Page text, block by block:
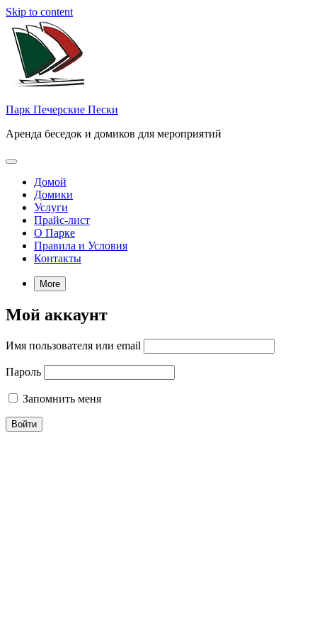
Skip to content
Парк Печерские Пески
Аренда беседок и домиков для мероприятий
Домой
Домики
Услуги
Прайс-лист
О Парке
Правила и Условия
Контакты
More
Мой аккаунт
Имя пользователя или email
Пароль
Запомнить меня